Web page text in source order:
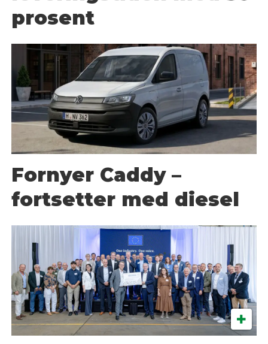
prosent
Fornyer Caddy –
fortsetter med diesel